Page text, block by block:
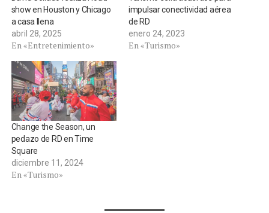
show en Houston y Chicago
a casa llena
abril 28, 2025
En «Entretenimiento»
impulsar conectividad aérea
de RD
enero 24, 2023
En «Turismo»
Change the Season, un
pedazo de RD en Time
Square
diciembre 11, 2024
En «Turismo»